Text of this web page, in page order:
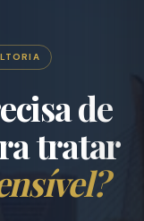
de
tratar